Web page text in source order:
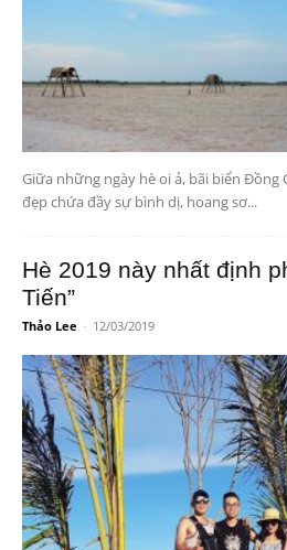
Giữa những ngày hè oi ả, bãi biển Đồng
đẹp chứa đầy sự bình dị, hoang sơ...
Hè 2019 này nhất định
Tiến”
Thảo Lee - 12/03/2019